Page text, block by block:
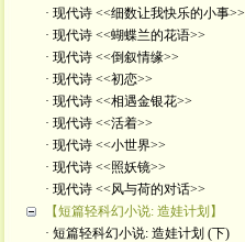
· 现代诗 <<细数让我快乐的小事>>
· 现代诗 <<蝴蝶兰的花语>>
· 现代诗 <<倒叙情缘>>
· 现代诗 <<初恋>>
· 现代诗 <<相遇金银花>>
· 现代诗 <<活着>>
· 现代诗 <<小世界>>
· 现代诗 <<照妖镜>>
· 现代诗 <<风与荷的对话>>
【短篇轻科幻小说: 造娃计划】
· 短篇轻科幻小说: 造娃计划 (下)